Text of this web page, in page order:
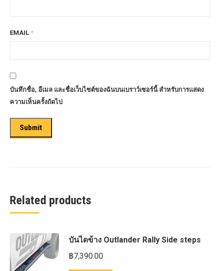
EMAIL *
บันทึกชื่อ, อีเมล และชื่อเว็บไซต์ของฉันบนเบราว์เซอร์นี้ สำหรับการแสดง
ความเห็นครั้งถัดไป
Related products
บันไดข้าง Outlander Rally Side steps
฿7,390.00